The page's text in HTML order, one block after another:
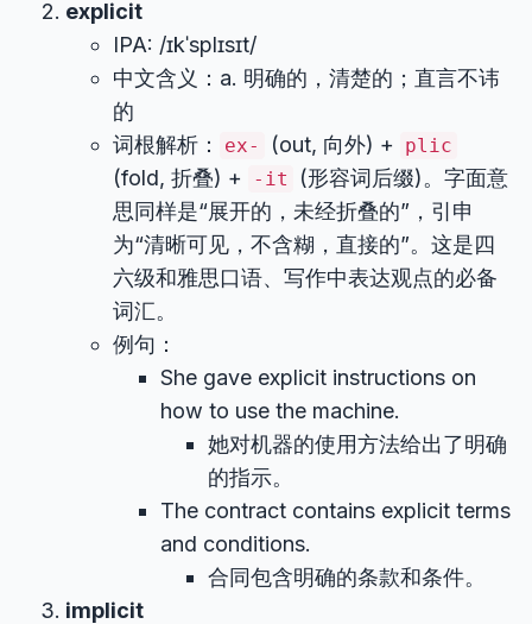
explicit
IPA: /ɪkˈsplɪsɪt/
中文含义：a. 明确的，清楚的；直言不讳
的
词根解析：
ex- (out, 向外) + plic
(fold, 折叠) + -it
(形容词后缀)。字面意
思同样是“展开的，未经折叠的”，引申
为“清晰可见，不含糊，直接的”。这是四
六级和雅思口语、写作中表达观点的必备
词汇。
例句：
She gave explicit instructions on
how to use the machine.
她对机器的使用方法给出了明确
的指示。
The contract contains explicit terms
and conditions.
合同包含明确的条款和条件。
implicit